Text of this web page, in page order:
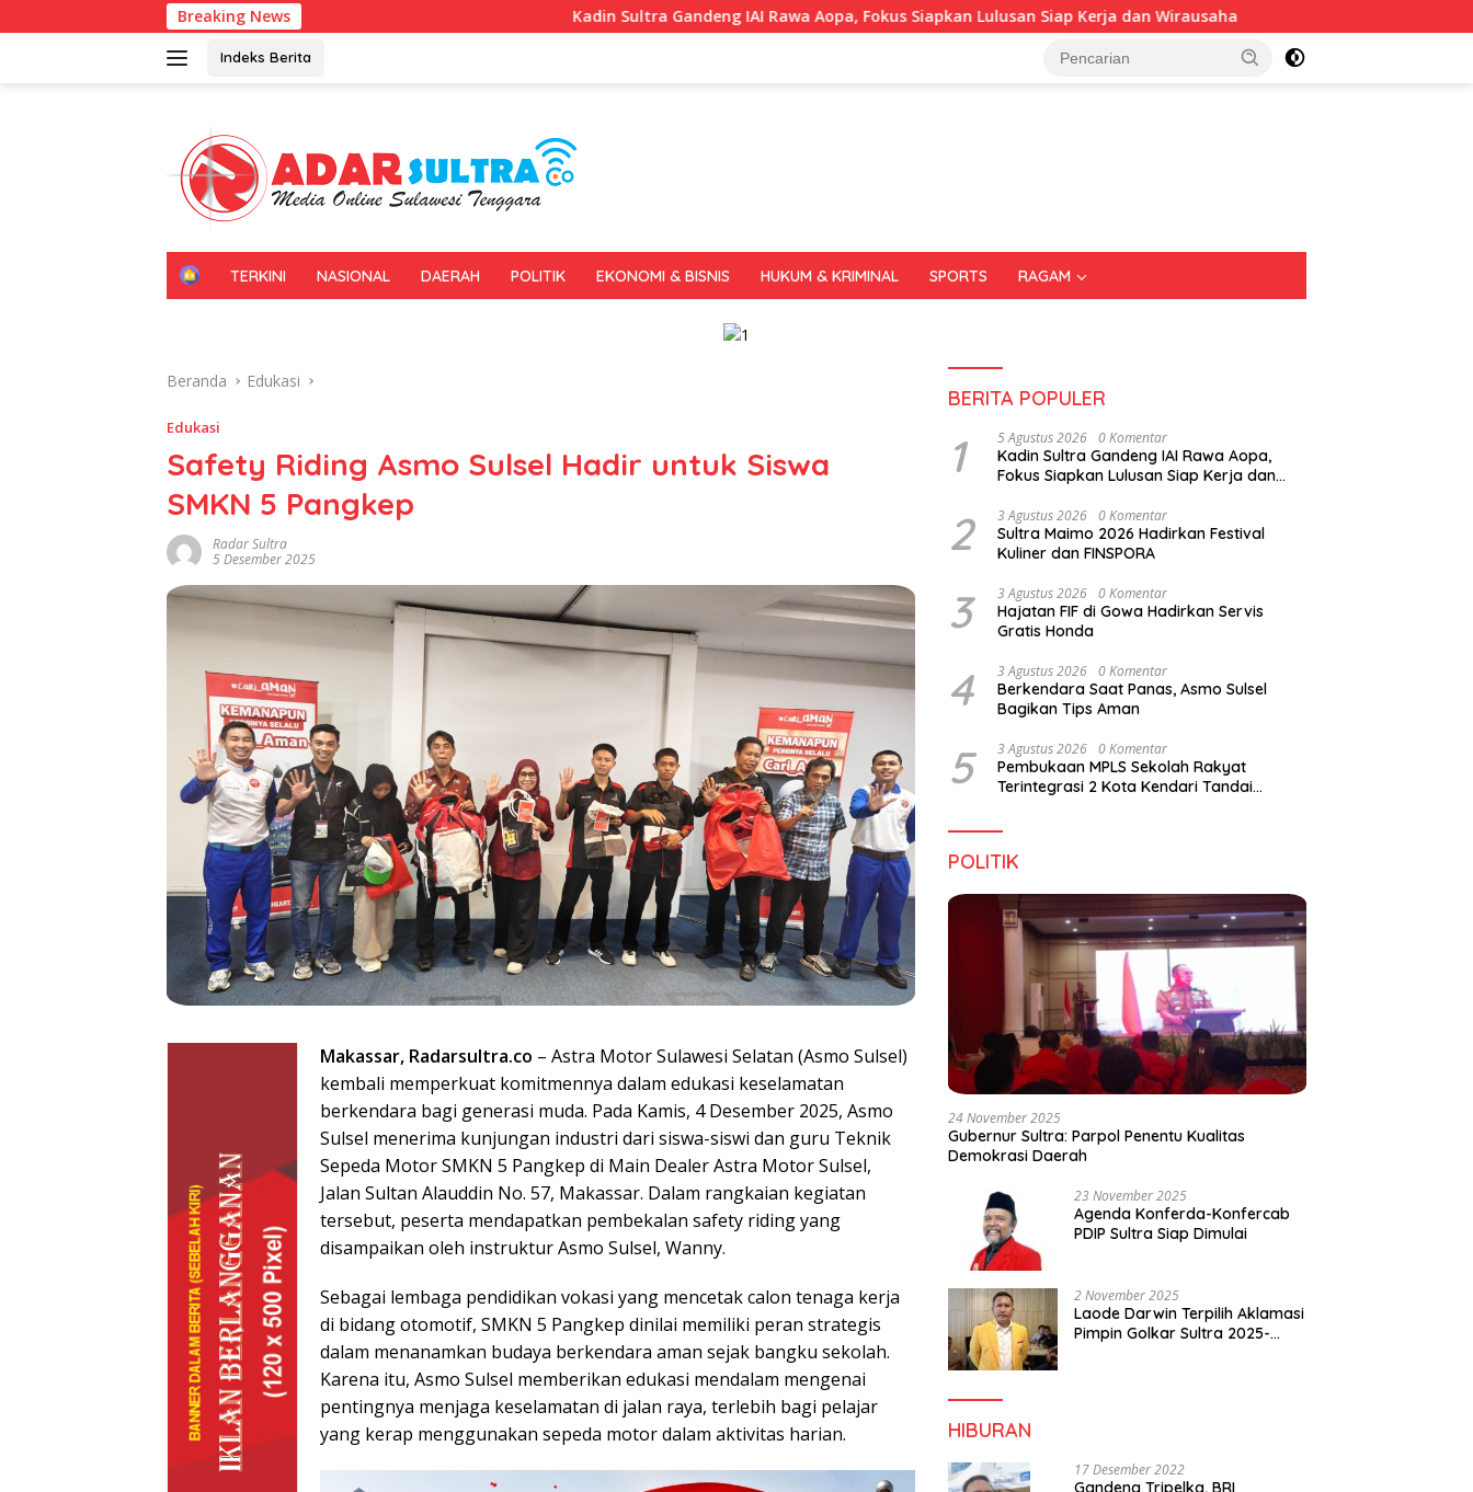
ke
Breaking News Kadin Sultra Gandeng IAI Rawa Aopa, Fokus Siapkan Lulusan Siap Kerja dan Wirausaha Puluhan Tenant Ramaikan Festival
Indeks Berita
H
TERKINI NASIONAL DAERAH POLITIK EKONOMI & BISNIS HUKUM & KRIMINAL SPORTS RAGAM
Beranda Edukasi
Edukasi
Safety Riding Asmo Sulsel Hadir untuk Siswa
SMKN 5 Pangkep
Radar Sultra
5 Desember 2025
Makassar, Radarsultra.co – Astra Motor Sulawesi Selatan (Asmo Sulsel)
kembali memperkuat komitmennya dalam edukasi keselamatan
berkendara bagi generasi muda. Pada Kamis, 4 Desember 2025, Asmo
Sulsel menerima kunjungan industri dari siswa-siswi dan guru Teknik
Sepeda Motor SMKN 5 Pangkep di Main Dealer Astra Motor Sulsel,
Jalan Sultan Alauddin No. 57, Makassar. Dalam rangkaian kegiatan
tersebut, peserta mendapatkan pembekalan safety riding yang
disampaikan oleh instruktur Asmo Sulsel, Wanny.
Sebagai lembaga pendidikan vokasi yang mencetak calon tenaga kerja
di bidang otomotif, SMKN 5 Pangkep dinilai memiliki peran strategis
dalam menanamkan budaya berkendara aman sejak bangku sekolah.
Karena itu, Asmo Sulsel memberikan edukasi mendalam mengenai
pentingnya menjaga keselamatan di jalan raya, terlebih bagi pelajar
yang kerap menggunakan sepeda motor dalam aktivitas harian.
BERITA POPULER
1 5 Agustus 2026 0 Komentar
Kadin Sultra Gandeng IAI Rawa Aopa,
Fokus Siapkan Lulusan Siap Kerja dan
2 3 Agustus 2026 0 Komentar
Sultra Maimo 2026 Hadirkan Festival
Kuliner dan FINSPORA
3 3 Agustus 2026 0 Komentar
Hajatan FIF di Gowa Hadirkan Servis
Gratis Honda
4 3 Agustus 2026 0 Komentar
Berkendara Saat Panas, Asmo Sulsel
Bagikan Tips Aman
5 3 Agustus 2026 0 Komentar
Pembukaan MPLS Sekolah Rakyat
Terintegrasi 2 Kota Kendari Tandai
POLITIK
24 November 2025
Gubernur Sultra: Parpol Penentu Kualitas
Demokrasi Daerah
23 November 2025
Agenda Konferda-Konfercab
PDIP Sultra Siap Dimulai
2 November 2025
Laode Darwin Terpilih Aklamasi
Pimpin Golkar Sultra 2025-
HIBURAN
17 Desember 2022
Gandeng Tripelka, BRI